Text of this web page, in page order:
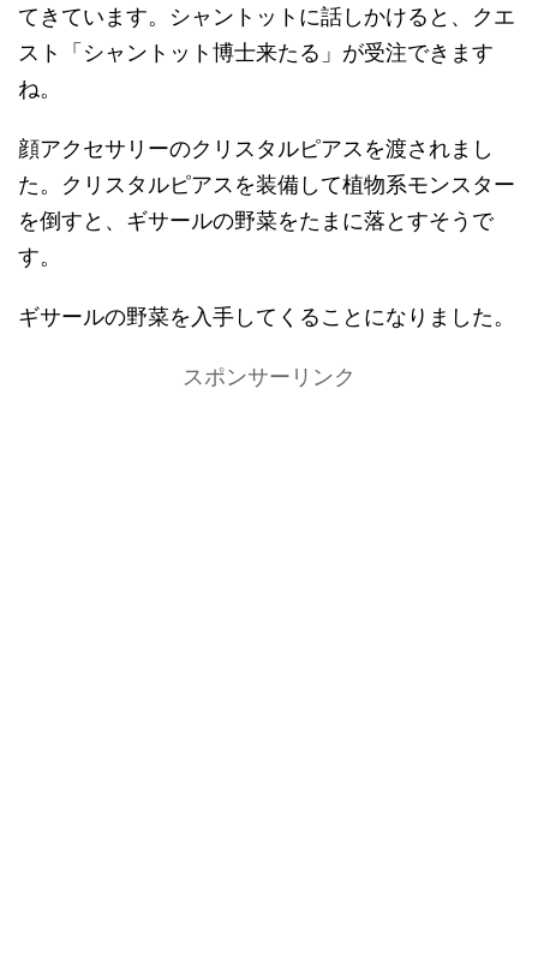
てきています。シャントットに話しかけると、クエ
スト「シャントット博士来たる」が受注できます
ね。
顔アクセサリーのクリスタルピアスを渡されまし
た。クリスタルピアスを装備して植物系モンスター
を倒すと、ギサールの野菜をたまに落とすそうで
す。
ギサールの野菜を入手してくることになりました。
スポンサーリンク